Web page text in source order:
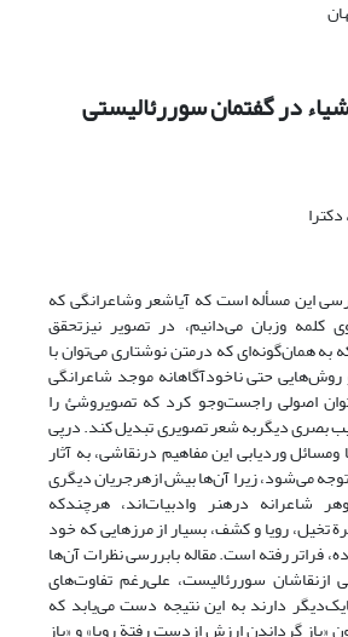
در گفتمان سوررئالیستی
این مسأله است که آیاشعر وشاعرانگی که
کلمه وزبان می‌دانیم، در تصویر نیزتحقق
به همان‌گونه‌ای که درمتن نوشتاری می‌توان با
روش‌هایی حتی ناخودآگاهانه موجد شاعرانگی
اصولی راجست‌وجو کرد که تصویروشئ را
بصری دیگربه شعر تصویری تبدیل کند. درپی
وردیابی این مفاهیم درنقاشی، به آثار
می‌شود، زیرا آن‌ها بیش ازهرجریان دیگری
درهنر وادبیات‌اند، هرچندکه
تخیل، رویا و کشف، بسیار از مرزهایی که خود
فراتر رفته است. مقاله بابررسی نظرات آن‌ها
ازنقاشان سوررئالیست، علی‌رغم تفاوت‌های
دارند به این نتیجه دست می‌یابد که